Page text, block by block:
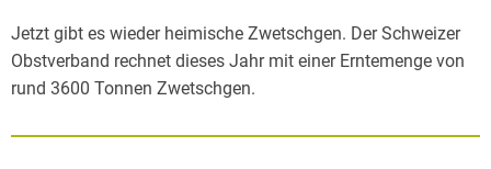
Jetzt gibt es wieder heimische Zwetschgen. Der Schweizer
Obstverband rechnet dieses Jahr mit einer Erntemenge von
rund 3600 Tonnen Zwetschgen.